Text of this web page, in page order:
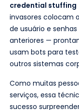
credential stuffing
invasores colocam
de usuário e
anteriores —
usam bots para
outros sistemas
Como muitas
serviços, essa
sucesso